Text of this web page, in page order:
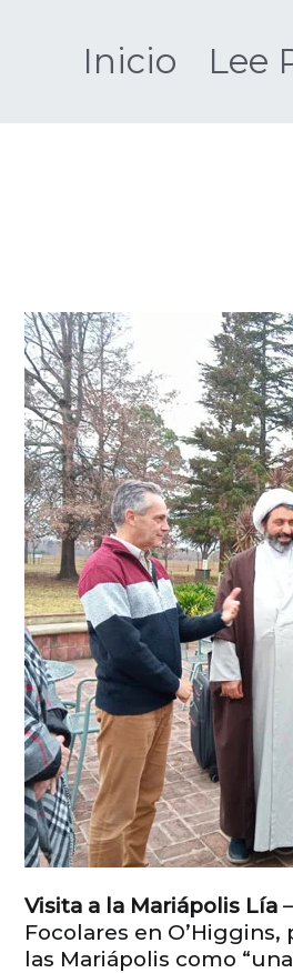
Inicio Lee
Visita a la Mariápolis Lía
Focolares en
las Mariápolis como